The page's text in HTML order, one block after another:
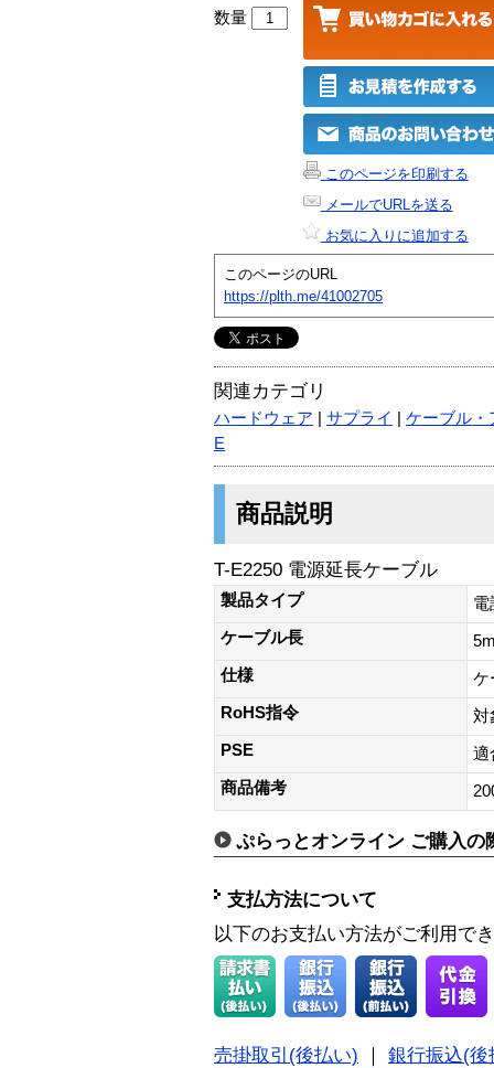
数量
このページを印刷する
メールでURLを送る
お気に入りに追加する
このページのURL
https://plth.me/41002705
関連カテゴリ
ハードウェア サプライ
ケーブル・
E
商品説明
T-E2250 電源延長ケーブル
製品タイプ
電
ケーブル長
仕様
ケ
RoHS指令
対
PSE
適
商品備考
ぷらっとオンライン ご購入の
支払方法について
以下のお支払い方法がご利用で
売掛取引(後払い)
銀行振込(後